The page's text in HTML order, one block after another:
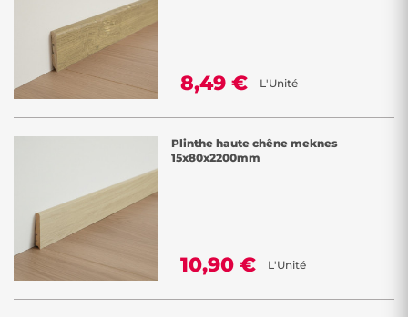
8,49 € L'Unité
Plinthe haute chêne meknes
15x80x2200mm
10,90 € L'Unité